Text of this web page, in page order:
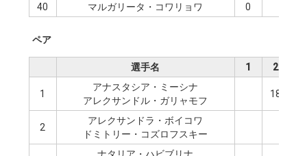
40
マルガリータ・コワリョワ 0
ペア
選手名 1 2
1
アナスタシア・ミーシナ
アレクサンドル・ガリャモフ
18
2
アレクサンドラ・ボイコワ
ドミトリー・コズロフスキー